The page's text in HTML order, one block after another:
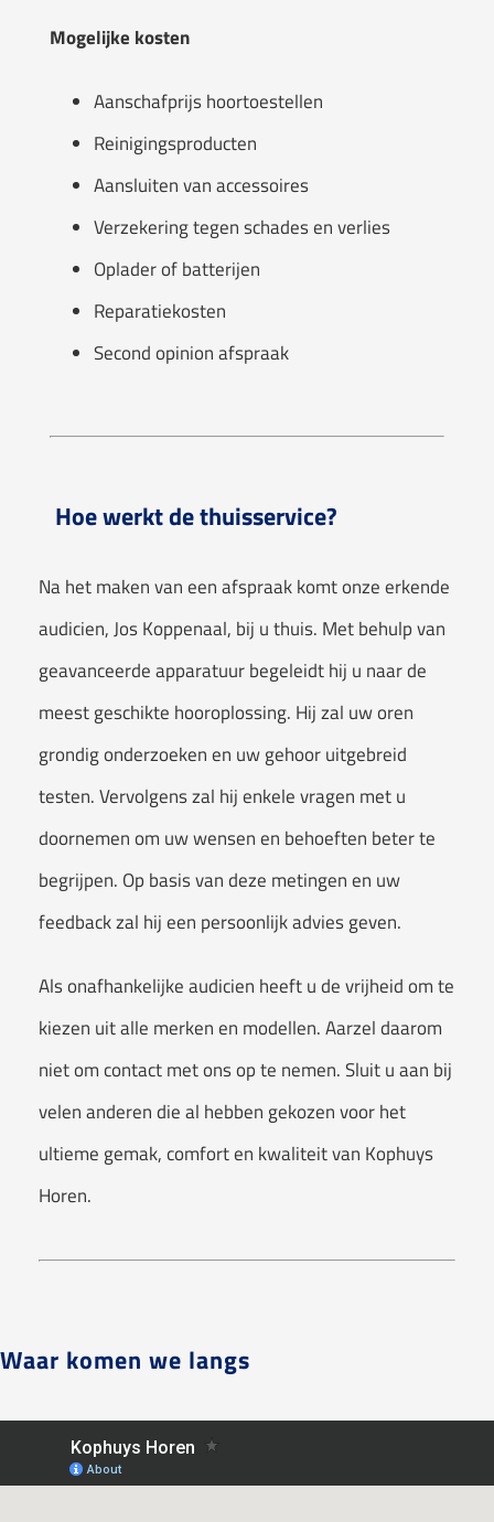
Mogelijke kosten
Aanschafprijs hoortoestellen
Reinigingsproducten
Aansluiten van accessoires
Verzekering tegen schades en verlies
Oplader of batterijen
Reparatiekosten
Second opinion afspraak
Hoe werkt de thuisservice?
Na het maken van een afspraak komt onze erkende
audicien, Jos Koppenaal, bij u thuis. Met behulp van
geavanceerde apparatuur begeleidt hij u naar de
meest geschikte hooroplossing. Hij zal uw oren
grondig onderzoeken en uw gehoor uitgebreid
testen. Vervolgens zal hij enkele vragen met u
doornemen om uw wensen en behoeften beter te
begrijpen. Op basis van deze metingen en uw
feedback zal hij een persoonlijk advies geven.
Als onafhankelijke audicien heeft u de vrijheid om te
kiezen uit alle merken en modellen. Aarzel daarom
niet om contact met ons op te nemen. Sluit u aan bij
velen anderen die al hebben gekozen voor het
ultieme gemak, comfort en kwaliteit van Kophuys
Horen.
Waar komen we langs